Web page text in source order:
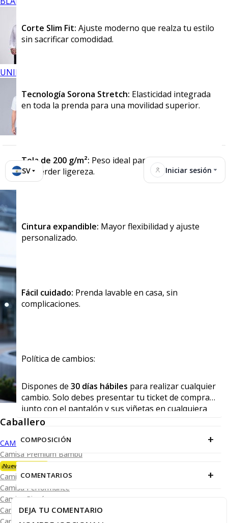
UNIFORMES
SV Iniciar sesión
Caballero
CAMISAS
Camisa Premium Bambú
¡Nueva Colección!
Camisa Blanca
Camisa Performance
Camisa Piqué
Camisa Oxford
Corte Slim Fit: Ajuste moderno que realza tu estilo
sin sacrificar comodidad.
Tecnología Sorona Stretch: Elasticidad integrada
en toda la prenda para una movilidad superior.
Tela de 200 g/m²: Peso ideal para brindar cuerpo
sin perder ligereza.
Cintura expandible: Mayor flexibilidad y ajuste
personalizado.
Fácil cuidado: Prenda lavable en casa, sin
complicaciones.
Política de cambios:
Dispones de 30 días hábiles para realizar cualquier
cambio. Solo debes presentar tu ticket de compra
junto con el pantalón y sus viñetas en cualquiera
de nuestras tiendas físicas.
COMPOSICIÓN +
COMENTARIOS +
DEJA TU COMENTARIO